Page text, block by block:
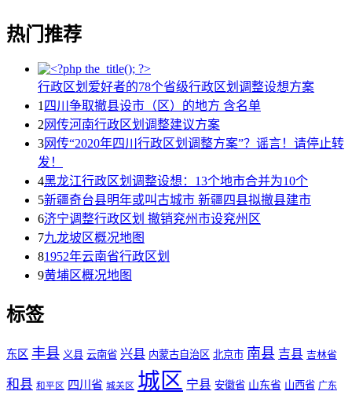
热门推荐
行政区划爱好者的78个省级行政区划调整设想方案
1 四川争取撤县设市（区）的地方 含名单
2 网传河南行政区划调整建议方案
3网传“2020年四川行政区划调整方案”？谣言！请停止转
发！
4黑龙江行政区划调整设想：13个地市合并为10个
5新疆奇台县明年或叫古城市 新疆四县拟撤县建市
6济宁调整行政区划 撤销兖州市设兖州区
7九龙坡区概况地图
81952年云南省行政区划
9黄埔区概况地图
标签
东区 丰县 义县 云南省 兴县 内蒙古自治区 北京市 南县 吉县 吉林省
和县 和平区 四川省 城关区 城区 宁县 安徽省 山东省 山西省 广东